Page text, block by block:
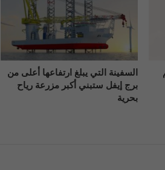
السفينة التي يبلغ ارتفاعها أعلى من
برج إيفل ستبني أكبر مزرعة رياح
بحرية